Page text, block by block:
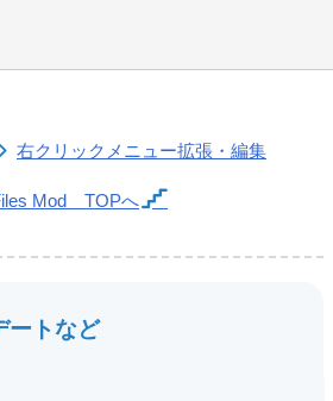
右クリックメニュー拡張・編集
Mod TOPへ
ートなど